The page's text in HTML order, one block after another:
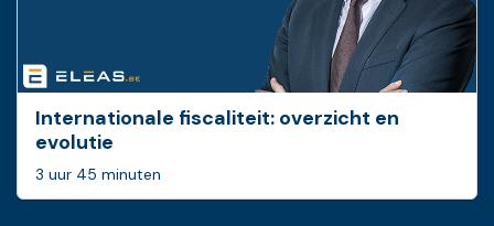
Internationale fiscaliteit: overzicht en
evolutie
3 uur 45 minuten